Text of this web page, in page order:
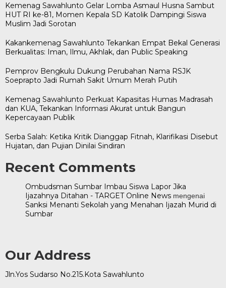
Kemenag Sawahlunto Gelar Lomba Asmaul Husna Sambut
HUT RI ke-81, Momen Kepala SD Katolik Dampingi Siswa
Muslim Jadi Sorotan
Kakankemenag Sawahlunto Tekankan Empat Bekal Generasi
Berkualitas: Iman, Ilmu, Akhlak, dan Public Speaking
Pemprov Bengkulu Dukung Perubahan Nama RSJK
Soeprapto Jadi Rumah Sakit Umum Merah Putih
Kemenag Sawahlunto Perkuat Kapasitas Humas Madrasah
dan KUA, Tekankan Informasi Akurat untuk Bangun
Kepercayaan Publik
Serba Salah: Ketika Kritik Dianggap Fitnah, Klarifikasi Disebut
Hujatan, dan Pujian Dinilai Sindiran
Recent Comments
Ombudsman Sumbar Imbau Siswa Lapor Jika
Ijazahnya Ditahan - TARGET Online News mengenai
Sanksi Menanti Sekolah yang Menahan Ijazah Murid di
Sumbar
Our Address
Jln.Yos Sudarso No.215.Kota Sawahlunto